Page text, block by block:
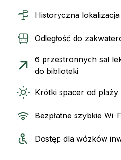
Historyczna
Odległość do
6 przestronnych sal
do biblioteki
Krótki spacer od plaży
Bezpłatne szybkie Wi-
Dostęp dla wózków